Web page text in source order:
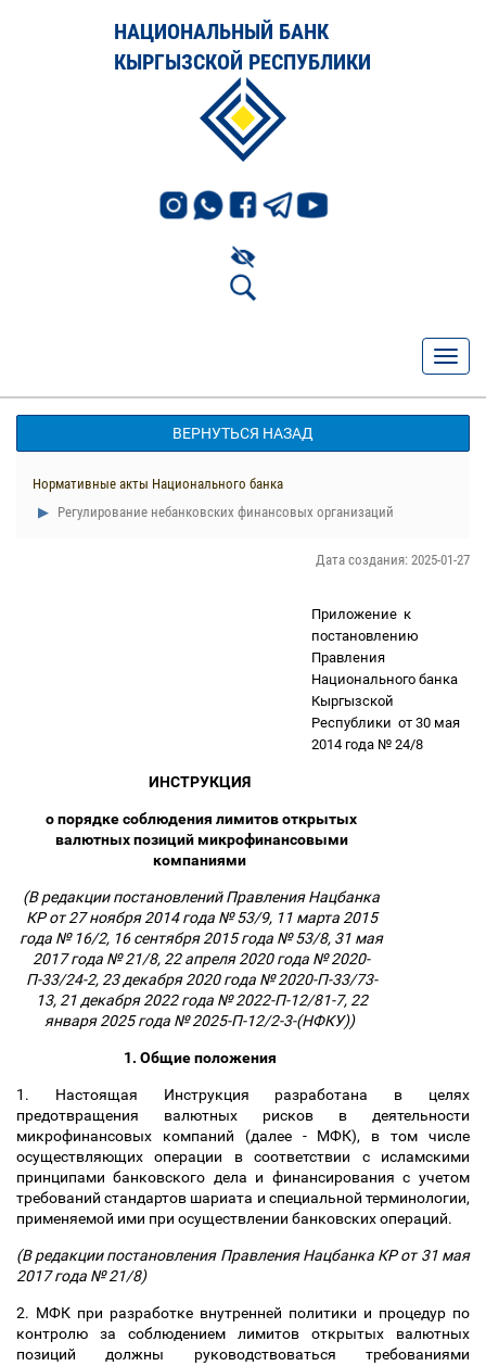
НАЦИОНАЛЬНЫЙ БАНК
КЫРГЫЗСКОЙ РЕСПУБЛИКИ
ВЕРНУТЬСЯ НАЗАД
Нормативные акты Национального банка
Регулирование небанковских финансовых организаций
Дата создания: 2025-01-27
Приложение к
постановлению
Правления
Национального банка
Кыргызской
Республики от 30 мая
2014 года № 24/8
ИНСТРУКЦИЯ
о порядке соблюдения лимитов открытых
валютных позиций микрофинансовыми
компаниями
(В редакции постановлений Правления Нацбанка
КР от 27 ноября 2014 года № 53/9, 11 марта 2015
года № 16/2, 16 сентября 2015 года № 53/8, 31 мая
2017 года № 21/8, 22 апреля 2020 года № 2020-
П-33/24-2, 23 декабря 2020 года № 2020-П-33/73-
13, 21 декабря 2022 года № 2022-П-12/81-7, 22
января 2025 года № 2025-П-12/2-3-(НФКУ))
1. Общие положения
1. Настоящая Инструкция разработана в целях
предотвращения валютных рисков в деятельности
микрофинансовых компаний (далее - МФК), в том числе
осуществляющих операции в соответствии с исламскими
принципами банковского дела и финансирования с учетом
требований стандартов шариата и специальной терминологии,
применяемой ими при осуществлении банковских операций.
(В редакции постановления Правления Нацбанка КР от 31 мая
2017 года № 21/8)
2. МФК при разработке внутренней политики и процедур по
контролю за соблюдением лимитов открытых валютных
позиций должны руководствоваться требованиями